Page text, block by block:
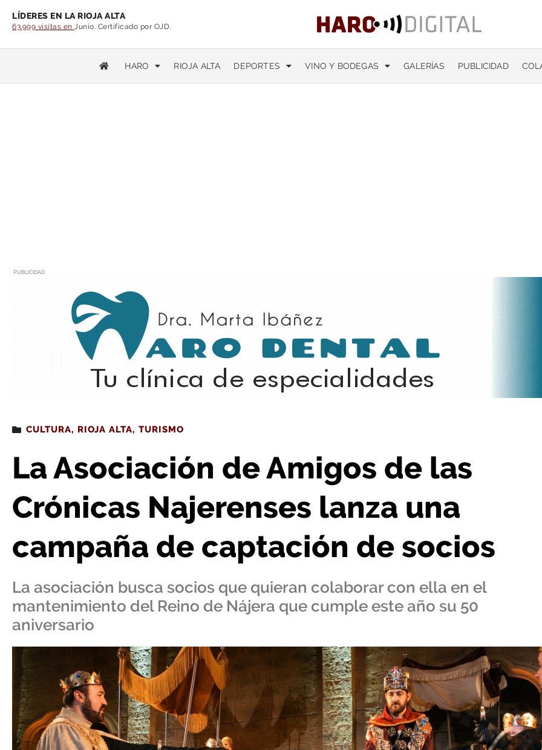
LÍDERES EN LA RIOJA ALTA
63.999 visitas en Junio. Certificado por OJD.
HARO RIOJA ALTA DEPORTES VINO Y BODEGAS GALERÍAS PUBLICIDAD
PUBLICIDAD
Estás leyendo : La Asociación de Amigos de las Crónicas Najerenses lanza una campaña de captación de socios
CULTURA, RIOJA ALTA, TURISMO
La Asociación de Amigos de las
Crónicas Najerenses lanza una
campaña de captación de socios
La asociación busca socios que quieran colaborar con ella en el
mantenimiento del Reino de Nájera que cumple este año su 50
aniversario